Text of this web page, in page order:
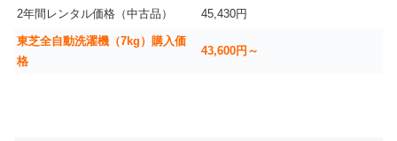
2年間レンタル価格（中古品） 45,430円
東芝全自動洗濯機（7kg）購入価
格
43,600円～